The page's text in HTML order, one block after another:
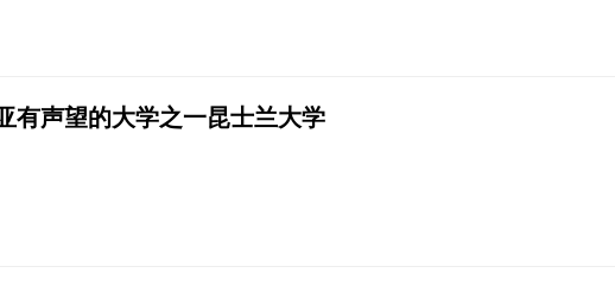
有声望的大学之一昆士兰大学